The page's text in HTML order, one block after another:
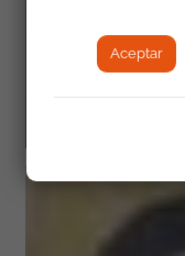
Aceptar